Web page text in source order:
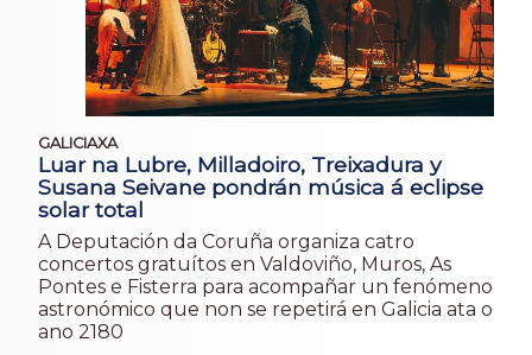
GALICIAXA
Luar na Lubre, Milladoiro, Treixadura y
Susana Seivane pondrán música á eclipse
solar total
A Deputación da Coruña organiza catro
concertos gratuítos en Valdoviño, Muros, As
Pontes e Fisterra para acompañar un fenómeno
astronómico que non se repetirá en Galicia ata o
ano 2180